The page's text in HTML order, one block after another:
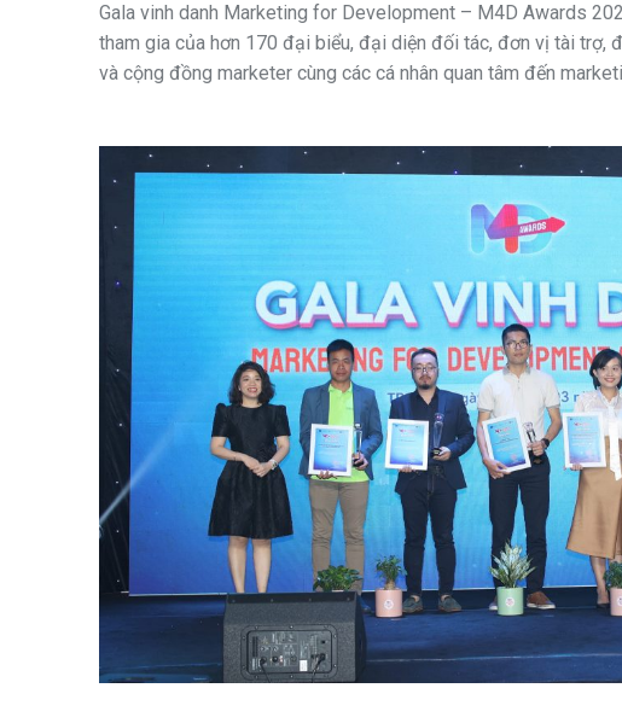
Gala vinh danh Marketing for Development – M4D Awards
tham gia của hơn 170 đại biểu, đại diện đối tác, đơn vị tài trợ,
và cộng đồng marketer cùng các cá nhân quan tâm đến